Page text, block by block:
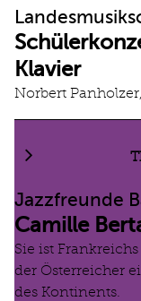
Klavier
Norbert
Jazzfreunde
Camille
Sie ist
der Österreicher
des Kontinents.